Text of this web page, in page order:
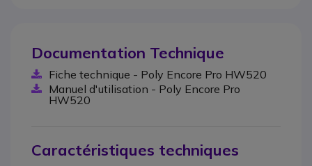
Documentation Technique
Fiche technique - Poly Encore Pro HW520
Manuel d'utilisation - Poly Encore Pro
HW520
Caractéristiques techniques